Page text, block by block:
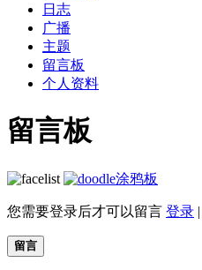
日志
广播
主题
留言板
个人资料
留言板
涂鸦板
您需要登录后才可以留言 登录 |
留言